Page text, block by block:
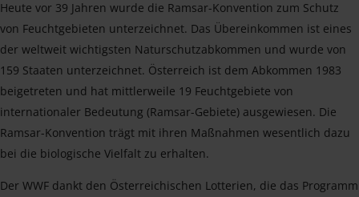
Heute vor 39 Jahren wurde die Ramsar-Konvention zum Schutz
von Feuchtgebieten unterzeichnet. Das Übereinkommen ist eines
der weltweit wichtigsten Naturschutzabkommen und wurde von
159 Staaten unterzeichnet. Österreich ist dem Abkommen 1983
beigetreten und hat mittlerweile 19 Feuchtgebiete von
internationaler Bedeutung (Ramsar-Gebiete) ausgewiesen. Die
Ramsar-Konvention trägt mit ihren Maßnahmen wesentlich dazu
bei die biologische Vielfalt zu erhalten.
Der WWF dankt den Österreichischen Lotterien, die das Programm